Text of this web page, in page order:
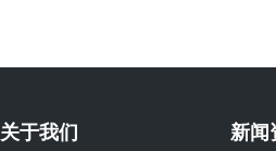
关于我们 新闻